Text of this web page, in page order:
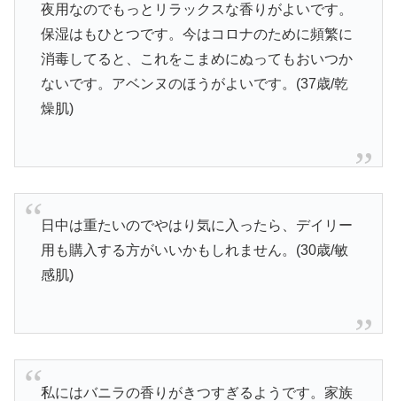
夜用なのでもっとリラックスな香りがよいです。
保湿はもひとつです。今はコロナのために頻繁に
消毒してると、これをこまめにぬってもおいつか
ないです。アベンヌのほうがよいです。(37歳/乾
燥肌)
日中は重たいのでやはり気に入ったら、デイリー
用も購入する方がいいかもしれません。(30歳/敏
感肌)
私にはバニラの香りがきつすぎるようです。家族